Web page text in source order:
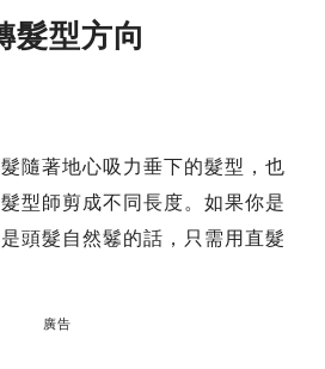
髮型方向
隨著地心吸力垂下的髮型，也
型師剪成不同長度。如果你是
頭髮自然鬈的話，只需用直髮
廣告